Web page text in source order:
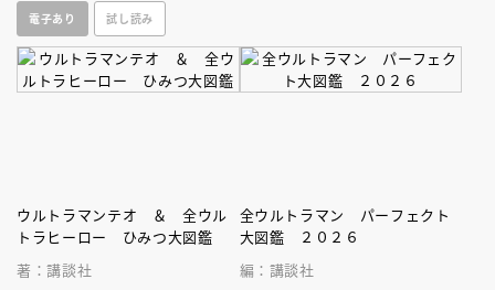
一冊に！
電子あり 試し読み
ウルトラマンテオ ＆ 全ウル
トラヒーロー ひみつ大図鑑
著：講談社
全ウルトラマン パーフェクト
大図鑑 ２０２６
編：講談社